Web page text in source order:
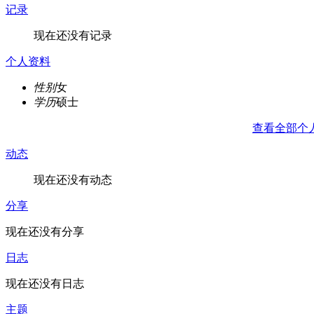
记录
现在还没有记录
个人资料
性别女
学历硕士
查看全部个
动态
现在还没有动态
分享
现在还没有分享
日志
现在还没有日志
主题